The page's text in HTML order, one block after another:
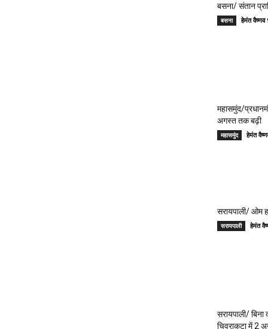
बसना/ संतान
बसना हेमंत
महासमुंद/
अगस्त तक बढ़ी
महासमुंद हेमंत
सरायपाली/ ओम
सरायपाली हेमंत
सरायपाली/
चिवराकुटा में 2